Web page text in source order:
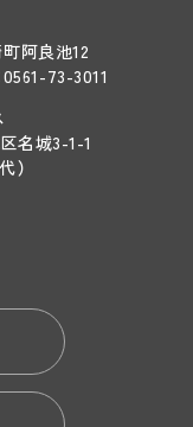
阿良池12
0561-73-3011
名城3-1-1
）